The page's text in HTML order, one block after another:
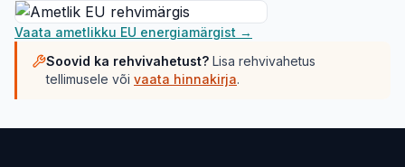
Vaata ametlikku EU energiamärgist →
Soovid ka rehvivahetust? Lisa rehvivahetus
tellimusele või vaata hinnakirja.